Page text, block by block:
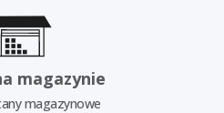
magazynie
magazynowe